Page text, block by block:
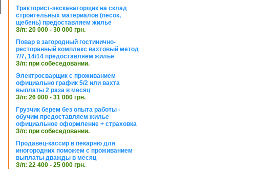
Тракторист-экскаваторщик на склад
строительных материалов (песок,
щебень) предоставляем жилье
З/п: 20 000 - 30 000 грн.
Повар в загородный гостинично-
ресторанный комплекс вахтовый метод
7/7, 14/14 предоставляем жилье
З/п: при собеседовании.
Электросварщик с проживанием
официально график 5/2 или вахта
выплаты 2 раза в месяц
З/п: 26 000 - 31 000 грн.
Грузчик берем без опыта работы -
обучим предоставляем жилье
официальное оформление + страховка
З/п: при собеседовании.
Продавец-кассир в пекарню для
иногородних поможем с проживанием
выплаты дважды в месяц
З/п: 22 400 - 25 000 грн.